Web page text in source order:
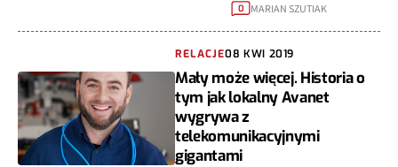
0 MARIAN SZUTIAK
RELACJE08 KWI 2019
Mały może więcej. Historia o
tym jak lokalny Avanet
wygrywa z
telekomunikacyjnymi
gigantami